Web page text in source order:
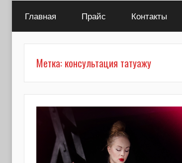
Главная Прайс Контакты
Метка: консультация татуажу